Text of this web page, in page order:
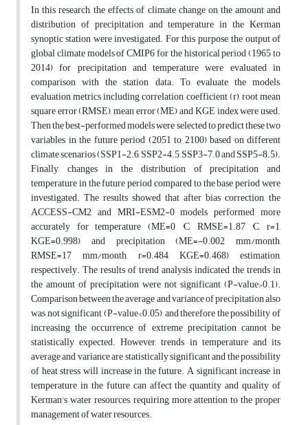
In this research, the effects of climate change on the amount and
distribution of precipitation and temperature in the Kerman
synoptic station were investigated. For this purpose, the output of
global climate models of CMIP6 for the historical period (1965 to
2014) for precipitation and temperature were evaluated in
comparison with the station data. To evaluate the models,
evaluation metrics including correlation coefficient (r), root mean
square error (RMSE), mean error (ME) and KGE index were used.
Then the best-performed models were selected to predict these two
variables in the future period (2051 to 2100) based on different
climate scenarios (SSP1-2.6, SSP2-4.5, SSP3-7.0 and SSP5-8.5).
Finally, changes in the distribution of precipitation and
temperature in the future period compared to the base period were
investigated. The results showed that after bias correction, the
ACCESS-CM2 and MRI-ESM2-0 models performed more
accurately for temperature (ME=0 °C, RMSE=1.87 °C, r=1,
KGE=0.998) and precipitation (ME=-0.002 mm/month,
RMSE=17 mm/month, r=0.484, KGE=0.468) estimation,
respectively. The results of trend analysis indicated the trends in
the amount of precipitation were not significant (P-value>0.1).
Comparison between the average and variance of precipitation also
was not significant (P-value<0.05), and therefore the possibility of
increasing the occurrence of extreme precipitation cannot be
statistically expected. However, trends in temperature and its
average and variance are statistically significant and the possibility
of heat stress will increase in the future. A significant increase in
temperature in the future can affect the quantity and quality of
Kerman's water resources, requiring more attention to the proper
management of water resources.